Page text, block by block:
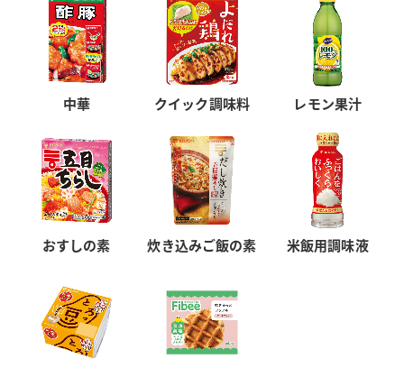
中華 クイック調味料 レモン果汁
おすしの素 炊き込みご飯の素 米飯用調味液